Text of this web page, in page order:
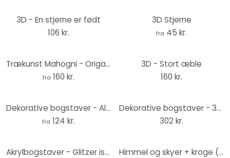
3D - En stjerne er født
106 kr.
3D Stjerne
fra 45 kr.
Trækunst Mahogni - Origami - Koala
fra 160 kr.
3D - Stort æble
160 kr.
Dekorative bogstaver - Alu-dibond sølv - @ – print på aluminium (Alu-Dibond)
fra 124 kr.
Dekorative bogstaver - 3D Stjerner (sæt med 4)
302 kr.
Akrylbogstaver - Glitzer ist meine Lieblingsfarbe Himmel og skyer + kroge (incl. 5 kroge) wallsticker